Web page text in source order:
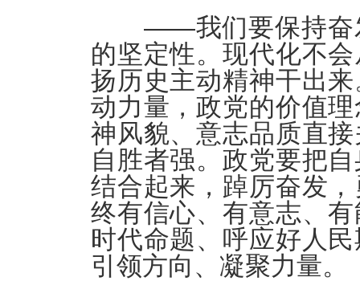
——我们要保持奋发
的坚定性。现代化不
扬历史主动精神干出
动力量，政党的价值
神风貌、意志品质直
自胜者强。政党要把
结合起来，踔厉奋发
终有信心、有意志、
时代命题、呼应好人
引领方向、凝聚力量。